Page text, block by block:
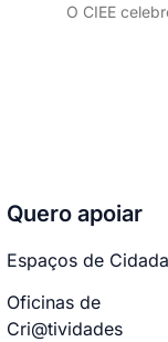
O CIEE
Quero apoiar
Espaços de
Oficinas de
Cri@tividades